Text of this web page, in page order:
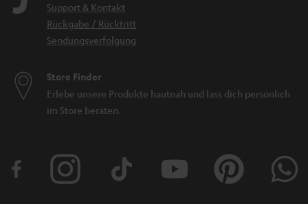
Support & Kontakt
Rückgabe / Rücktritt
Sendungsverfolgung
Store Finder
Erlebe unsere Produkte hautnah und lass dich persönlich
im Store beraten.